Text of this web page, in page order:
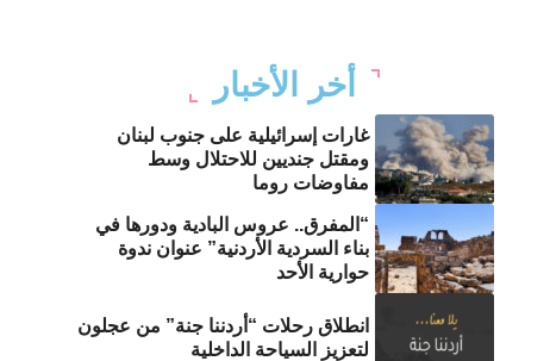
أخر الأخبار
غارات إسرائيلية على جنوب لبنان
ومقتل جنديين للاحتلال وسط
مفاوضات روما
“المفرق.. عروس البادية ودورها في
بناء السردية الأردنية” عنوان ندوة
حوارية الأحد
انطلاق رحلات “أردننا جنة” من عجلون
لتعزيز السياحة الداخلية